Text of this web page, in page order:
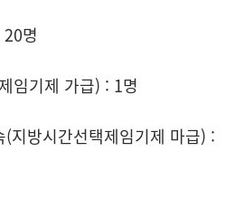
명
임기제 가급) : 1명
지방시간선택제임기제 마급) :